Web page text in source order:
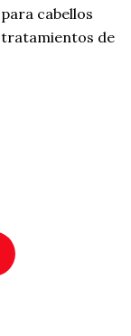
cabellos
tratamientos de